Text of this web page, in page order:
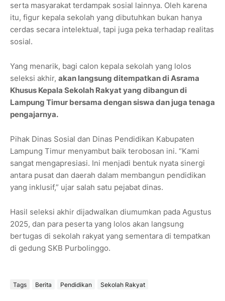
serta masyarakat terdampak sosial lainnya. Oleh karena
itu, figur kepala sekolah yang dibutuhkan bukan hanya
cerdas secara intelektual, tapi juga peka terhadap realitas
sosial.
Yang menarik, bagi calon kepala sekolah yang lolos
seleksi akhir, akan langsung ditempatkan di Asrama
Khusus Kepala Sekolah Rakyat yang dibangun di
Lampung Timur bersama dengan siswa dan juga tenaga
pengajarnya.
Pihak Dinas Sosial dan Dinas Pendidikan Kabupaten
Lampung Timur menyambut baik terobosan ini. “Kami
sangat mengapresiasi. Ini menjadi bentuk nyata sinergi
antara pusat dan daerah dalam membangun pendidikan
yang inklusif,” ujar salah satu pejabat dinas.
Hasil seleksi akhir dijadwalkan diumumkan pada Agustus
2025, dan para peserta yang lolos akan langsung
bertugas di sekolah rakyat yang sementara di tempatkan
di gedung SKB Purbolinggo.
Tags Berita Pendidikan Sekolah Rakyat